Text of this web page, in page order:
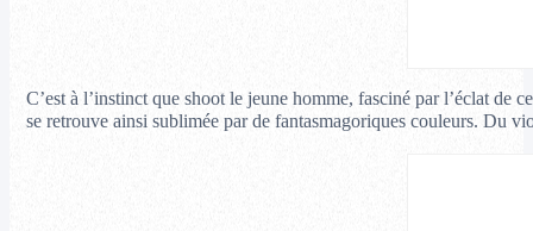
C’est à l’instinct que shoot le jeune homme, fasciné par l’éclat de
se retrouve ainsi sublimée par de fantasmagoriques couleurs. Du